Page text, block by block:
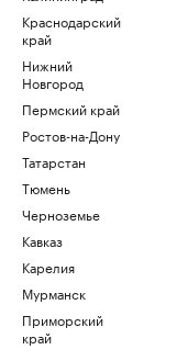
Краснодарский
край
Нижний
Новгород
Пермский край
Ростов-на-Дону
Татарстан
Тюмень
Черноземье
Кавказ
Карелия
Мурманск
Приморский
край